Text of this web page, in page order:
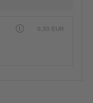
6,50 EUR